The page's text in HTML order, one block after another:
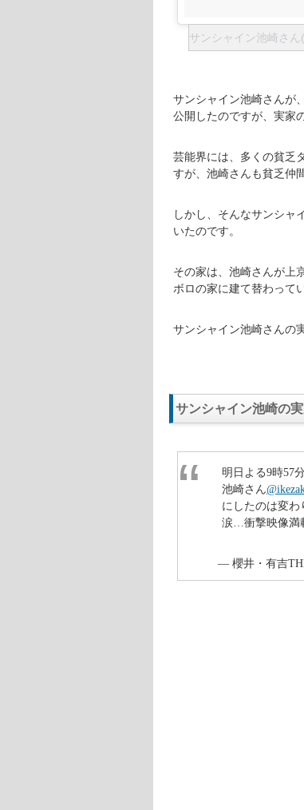
サンシャイン池崎さ
サンシャイン池崎さんが
すが、池崎さんも貧乏仲
いたのです。
その家は、池崎さんが上
ボロの家に建て替わって
サンシャイン池崎さんの